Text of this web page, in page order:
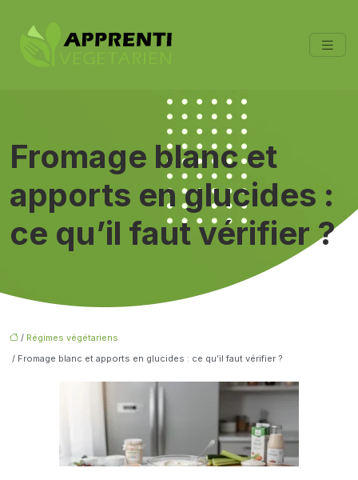
Fromage blanc et
apports en glucides :
ce qu’il faut vérifier ?
/ Régimes végétariens
/ Fromage blanc et apports en glucides : ce qu’il faut vérifier ?